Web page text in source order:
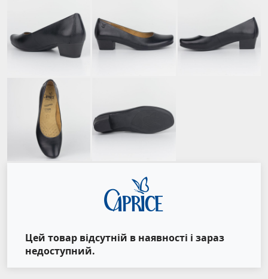
Цей товар відсутній в наявності і зараз
недоступний.